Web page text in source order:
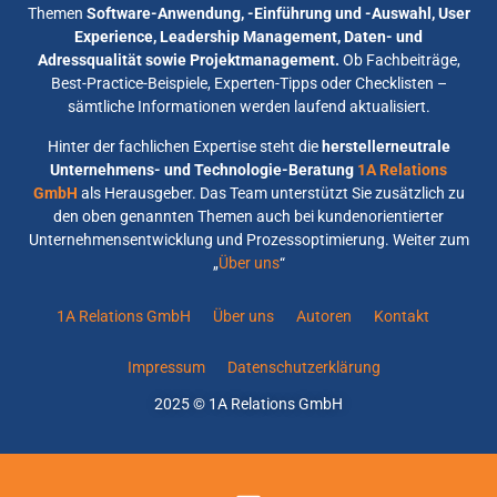
Themen Software-Anwendung, -Einführung und -Auswahl, User
Experience, Leadership Management, Daten- und
Adressqualität sowie Projektmanagement. Ob Fachbeiträge,
Best-Practice-Beispiele, Experten-Tipps oder Checklisten –
sämtliche Informationen werden laufend aktualisiert.
Hinter der fachlichen Expertise steht die herstellerneutrale
Unternehmens- und Technologie-Beratung 1A Relations
GmbH als Herausgeber. Das Team unterstützt Sie zusätzlich zu
den oben genannten Themen auch bei kundenorientierter
Unternehmensentwicklung und Prozessoptimierung. Weiter zum
„Über uns“
1A Relations GmbH Über uns Autoren Kontakt
Impressum Datenschutzerklärung
2025 © 1A Relations GmbH